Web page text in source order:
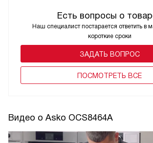
Есть вопросы о
Наш специалист постарается ответить в
короткие сроки
ЗАДАТЬ ВОПРОС
ПОCМОТРЕТЬ ВСЕ
Видео о Asko OCS8464A